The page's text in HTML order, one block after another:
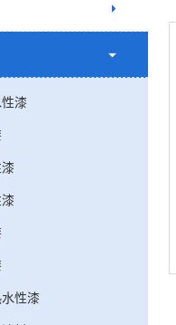
漆
性漆